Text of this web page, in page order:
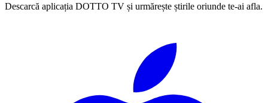
Descarcă aplicația DOTTO TV și urmărește știrile oriunde te-ai afla.